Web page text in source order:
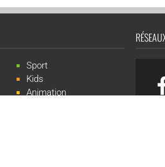
Sport
Kids
Animation